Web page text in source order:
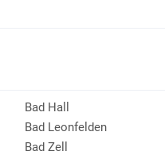
Bad Hall
Bad Leonfelden
Bad Zell